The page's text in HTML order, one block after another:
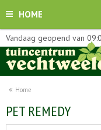
HOME
Home
Vandaag geopend van
PET REMEDY